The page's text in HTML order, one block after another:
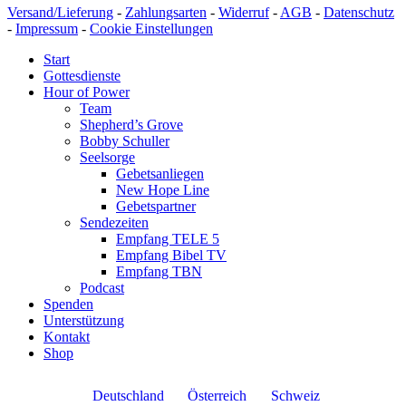
Versand/Lieferung - Zahlungsarten - Widerruf- AGB - Datenschutz
- Impressum - Cookie Einstellungen
Start
Gottesdienste
Hour of Power
Team
Shepherd’s Grove
Bobby Schuller
Seelsorge
Gebetsanliegen
New Hope Line
Gebetspartner
Sendezeiten
Empfang TELE 5
Empfang Bibel TV
Empfang TBN
Podcast
Spenden
Unterstützung
Kontakt
Shop
Deutschland Österreich Schweiz